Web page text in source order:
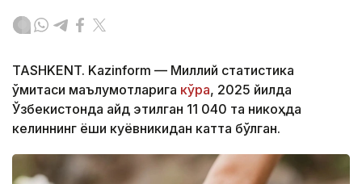
TASHKENT. Kazinform — Миллий статистика
қўмитаси маълумотларига кўра, 2025 йилда
Ўзбекистонда қайд этилган 11 040 та никоҳда
келиннинг ёши куёвникидан катта бўлган.